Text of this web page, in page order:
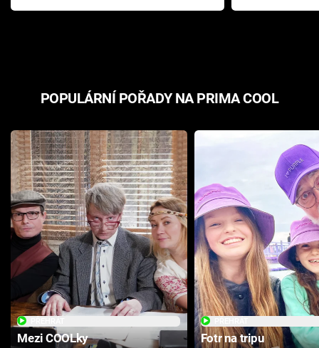
Pottera přišla s ráznou
přichází s
POPULÁRNÍ POŘADY NA PRIMA COOL
Mezi COOLky Fotr na tripu